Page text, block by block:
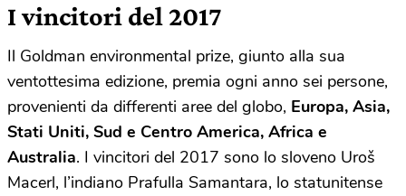
I vincitori del 2017
Il Goldman environmental prize, giunto alla sua
ventottesima edizione, premia ogni anno sei persone,
provenienti da differenti aree del globo, Europa, Asia,
Stati Uniti, Sud e Centro America, Africa e
Australia. I vincitori del 2017 sono lo sloveno Uroš
Macerl, l’indiano Prafulla Samantara, lo statunitense